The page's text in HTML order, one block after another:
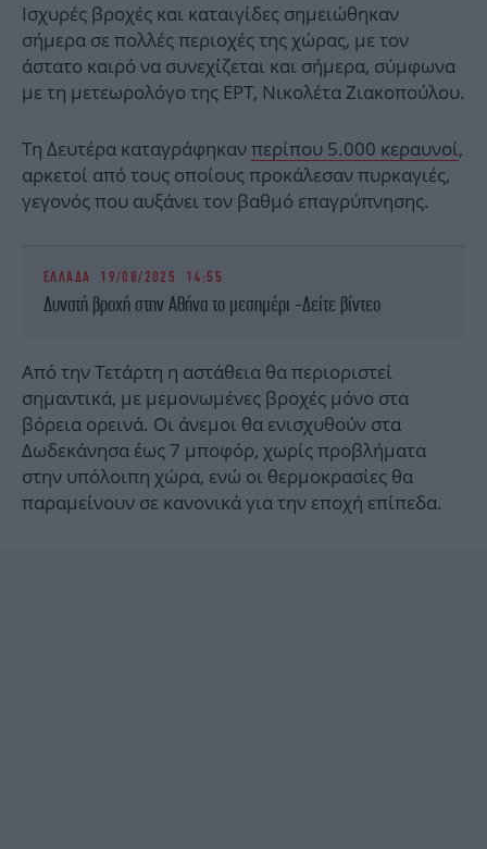
Ισχυρές βροχές και καταιγίδες σημειώθηκαν
σήμερα σε πολλές περιοχές της χώρας, με τον
άστατο καιρό να συνεχίζεται και σήμερα, σύμφωνα
με τη μετεωρολόγο της ΕΡΤ, Νικολέτα Ζιακοπούλου.
Τη Δευτέρα καταγράφηκανπερίπου 5.000 κεραυνοί,
αρκετοί από τους οποίους προκάλεσαν πυρκαγιές,
γεγονός που αυξάνει τον βαθμό επαγρύπνησης.
ΕΛΛΑΔΑ 19/08/2025 14:55
Δυνατή βροχή στην Αθήνα το μεσημέρι -Δείτε βίντεο
Από την Τετάρτη η αστάθεια θα περιοριστεί
σημαντικά, με μεμονωμένες βροχές μόνο στα
βόρεια ορεινά. Οι άνεμοι θα ενισχυθούν στα
Δωδεκάνησα έως 7 μποφόρ, χωρίς προβλήματα
στην υπόλοιπη χώρα, ενώ οι θερμοκρασίες θα
παραμείνουν σε κανονικά για την εποχή επίπεδα.